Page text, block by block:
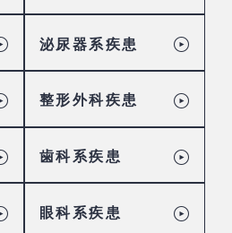
泌尿器系疾患
整形外科疾患
歯科系疾患
眼科系疾患